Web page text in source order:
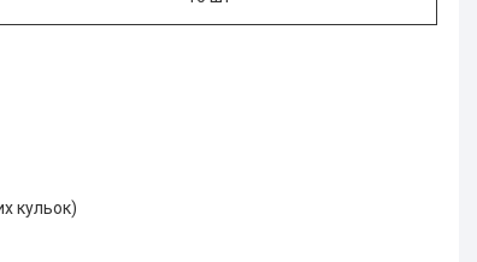
кульок)